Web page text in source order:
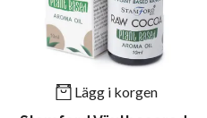
Lägg i korgen